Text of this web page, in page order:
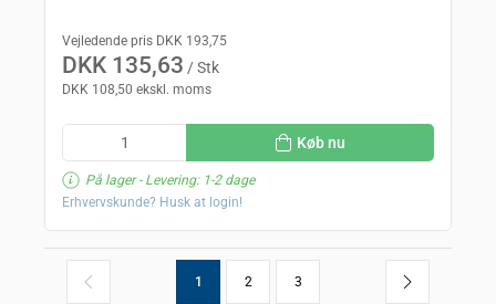
Vejledende pris DKK 193,75
DKK 135,63 / Stk
DKK 108,50 ekskl. moms
Køb nu
På lager- Levering: 1-2 dage
Erhvervskunde? Husk at login!
1 2 3